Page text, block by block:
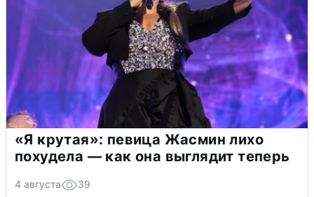
«Я крутая»: певица Жасмин лихо
похудела — как она выглядит теперь
4 августа 39